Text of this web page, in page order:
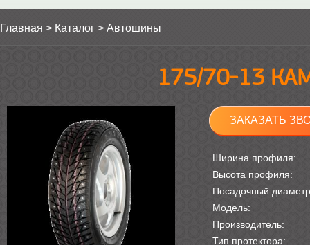
Главная > Каталог > Автошины
175/70-13
ЗАКАЗАТЬ
Ширина профиля:
Высота профиля:
Посадочный
Модель:
Производитель:
Тип протектора: